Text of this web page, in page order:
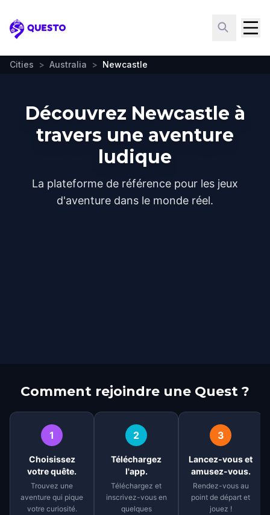
Questo
Cities > Australia > Newcastle
Découvrez Newcastle à
travers une aventure
ludique
La plateforme de référence pour les jeux
d'aventure dans le monde réel.
Comment rejoindre une Quest ?
1
Choisissez
votre quête.
Trouvez une
aventure qui pique
votre curiosité.
2
Téléchargez
l'app.
Téléchargez et
inscrivez-vous en
quelques
3
Lancez-vous et
amusez-vous.
Rendez-vous au
point de départ et
jouez !